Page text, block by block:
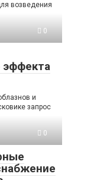
возведения
0
эффекта
и
запрос
0